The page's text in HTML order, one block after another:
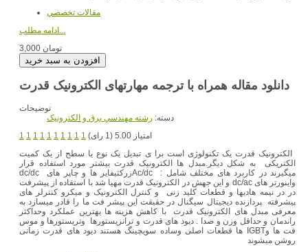
مقالات تخصصي
3,000 تومان
دانلود مقاله همراه با ترجمه مهارتهای الکترونیک قدرت
توضیحات
دسته: رشته مهندسي برق و الکترونيک
1 1 1 1 1 1 1 1 1 1
امتیاز 5.00 (1 رای)
الکترونیک قدرت یک تکنولوژی است برا ی تبدیل یک نوع یا سطح از یک کمیت
الکتریکی به شکل دیگر.مبدل ها الکترونیک قدرت بیشتر مورد استفاده قرار
میگیرند در کاربرد های مختلف شامل : Ac/dcزرکتیفایر ها و چاپر های dc/dc
واینورتر های dc/ac و این جهش در الکترونیک قدرت مهیا شد با استفاده از پیشرفت
در در نیمه هادیها و قطعات کلید زنی و کنترل الکترونیک و میکرو کنترلر های
پیشرفته پردازنده دیجیتال سیگنال در حقیقت این پیشر فت ما را قادر میسازد به
معرفی مبدل های الکترونیک قدرت با کاهش هزینه ها بهترین عملکرد وحداکثر
راندمان و حداقل وزن و صدا . دیود های قدرت و ترانزیستورها وتریستورها و موس
فت ها وIGBT ها قطعات اصلی وساده سویچینگ هستند دیود های قدرت زمانی
روشن میشوند